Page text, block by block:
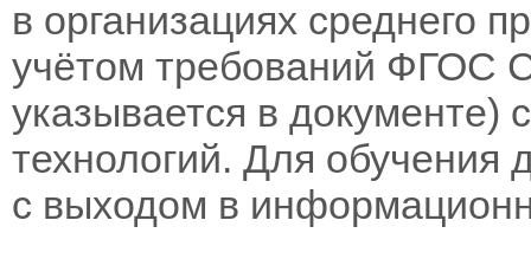
в организациях среднего
учётом требований ФГОС
указывается в
технологий. Для обучения
с выходом в